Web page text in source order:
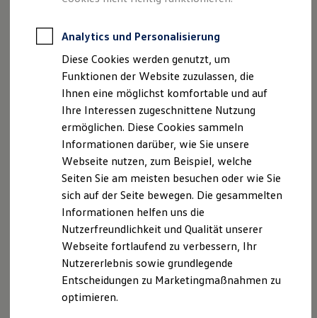
Zertifizierte Gebrauchtwagen
Für Privatkunden
Für Gewerbekunden
Leasing
Für Privatkunden
Für Gewerbekunden
Versicherungen & Garantien
Garantien
Kfz-Versicherung für Nutzfahrzeuge
Restschuldversicherung
Wartungsverträge
Besitzer & Service
Reparatur & Service
Sommer-Special
Reparatur, Pflege & Inspektion
Servicetermin anfragen
Service-Vorteile bei Volkswagen Nutzfahrzeuge
ServicePlus
Economy Service
Räder & Reifen Service
Ersatzfahrzeuge
Impressum
Persönlich haftende Gesellschafterin: J. Seitz
Verwaltungs-GmbH
Seitz Autohandels GmbH + Co. KG
Volkswagen Zentrum Kempten
87437 Kempten
Telefon: 0831 / 59123 500
Fax: 0831 / 59123 444
E-Mail:kontakt@vw-kempten.de
Analytics und Personalisierung
Diese Cookies werden genutzt, um
Funktionen der Website zuzulassen, die
Ihnen eine möglichst komfortable und auf
Ihre Interessen zugeschnittene Nutzung
ermöglichen. Diese Cookies sammeln
Informationen darüber, wie Sie unsere
Webseite nutzen, zum Beispiel, welche
Seiten Sie am meisten besuchen oder wie Sie
sich auf der Seite bewegen. Die gesammelten
Informationen helfen uns die
Nutzerfreundlichkeit und Qualität unserer
Webseite fortlaufend zu verbessern, Ihr
Nutzererlebnis sowie grundlegende
Entscheidungen zu Marketingmaßnahmen zu
optimieren.